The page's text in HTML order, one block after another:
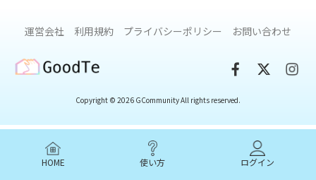
りの人の病気への理解が得られないなど、IBDではストレスの
もとになりそうなものがたくさんありますよね。
実はこうしたストレスは消化器症状とも関連しているんで
す。このような腸内環境と脳・中枢神経機能との関係は“脳腸
相関”と呼ばれており、現在注目されている研究分野になりま
HOME 使い方 ログイン
運営会社 利用規約 プライバシーポリシー お問い合わせ
GoodTe
Copyright © 2026 GCommunity All rights reserved.